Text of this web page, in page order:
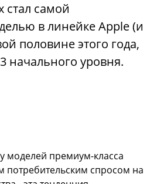
стал самой
в линейке Apple (и
половине этого года,
начального уровня.
моделей премиум-класса
потребительским спросом на